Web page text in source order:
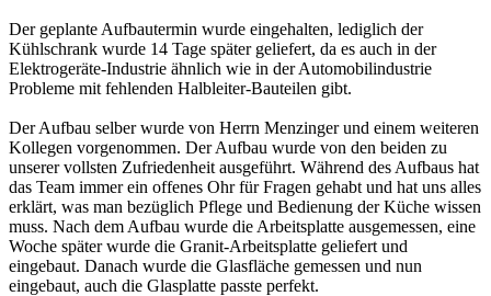
Der geplante Aufbautermin wurde eingehalten, lediglich der
Kühlschrank wurde 14 Tage später geliefert, da es auch in der
Elektrogeräte-Industrie ähnlich wie in der Automobilindustrie
Probleme mit fehlenden Halbleiter-Bauteilen gibt.
Der Aufbau selber wurde von Herrn Menzinger und einem weiteren
Kollegen vorgenommen. Der Aufbau wurde von den beiden zu
unserer vollsten Zufriedenheit ausgeführt. Während des Aufbaus hat
das Team immer ein offenes Ohr für Fragen gehabt und hat uns alles
erklärt, was man bezüglich Pflege und Bedienung der Küche wissen
muss. Nach dem Aufbau wurde die Arbeitsplatte ausgemessen, eine
Woche später wurde die Granit-Arbeitsplatte geliefert und
eingebaut. Danach wurde die Glasfläche gemessen und nun
eingebaut, auch die Glasplatte passte perfekt.